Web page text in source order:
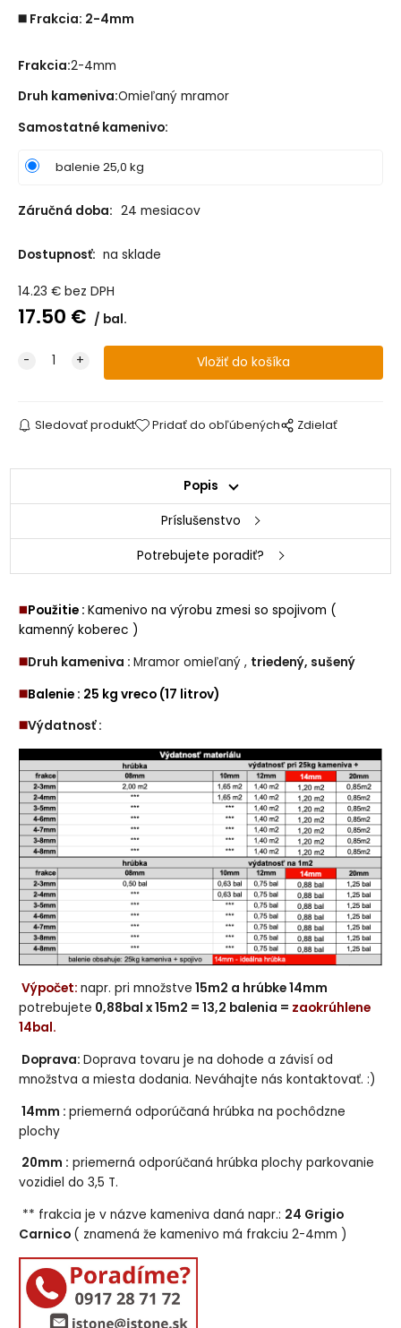
◼️ Frakcia: 2-4mm
Frakcia:2-4mm
Druh kameniva:Omieľaný mramor
Samostatné kamenivo:
balenie 25,0 kg
Záručná doba: 24 mesiacov
Dostupnosť: na sklade
14.23 € bez DPH
17.50 € bal.
Sledovať produkt Pridať do obľúbených Zdielať
Popis
Príslušenstvo
Potrebujete poradiť?
◼️Použitie :Kamenivo na výrobu zmesi so spojivom (
kamenný koberec )
◼️Druh kameniva :Mramor omieľaný , triedený, sušený
◼️Balenie : 25 kg vreco (17 litrov)
◼️Výdatnosť :
Výpočet: napr. pri množstve 15m2 a hrúbke 14mm
potrebujete 0,88bal x 15m2 = 13,2 balenia = zaokrúhlene
14bal.
Doprava:Doprava tovaru je na dohode a závisí od
množstva a miesta dodania. Neváhajte nás kontaktovať. :)
14mm :priemerná odporúčaná hrúbka na pochôdzne
plochy
20mm : priemerná odporúčaná hrúbka plochy parkovanie
vozidiel do 3,5 T.
** frakcia je v názve kameniva daná napr.: 24 Grigio
Carnico ( znamená že kamenivo má frakciu 2-4mm )